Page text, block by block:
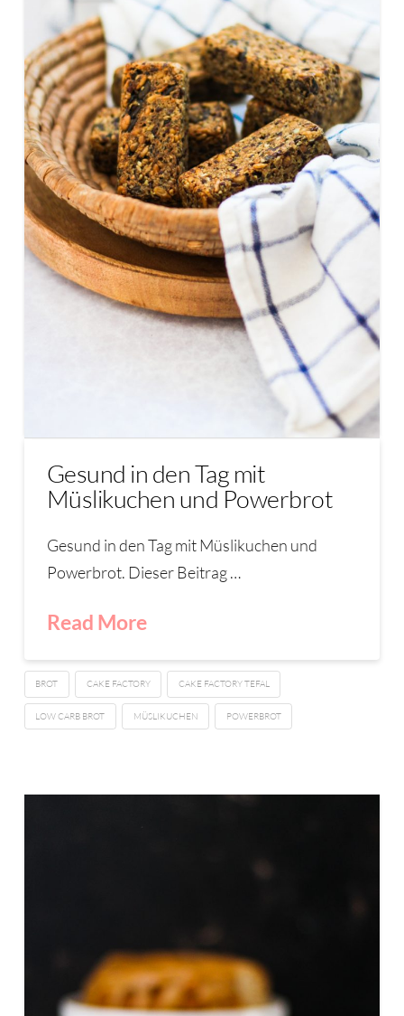
Gesund in den Tag mit
Müslikuchen und Powerbrot
Gesund in den Tag mit Müslikuchen und
Powerbrot. Dieser Beitrag …
Read More
BROT CAKE FACTORY CAKE FACTORY TEFAL
LOW CARB BROT MÜSLIKUCHEN POWERBROT